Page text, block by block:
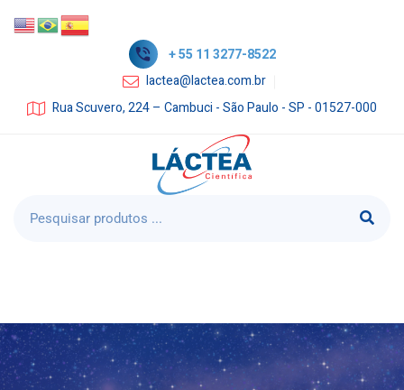
+ 55 11 3277-8522
lactea@lactea.com.br
Rua Scuvero, 224 – Cambuci - São Paulo - SP - 01527-000